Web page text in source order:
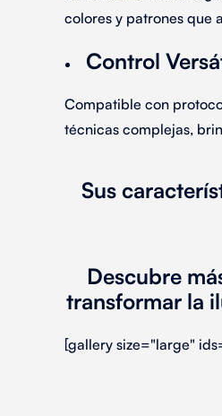
colores y patrones que
Control
Compatible con
técnicas complejas,
Sus
Descubre
transformar la
[gallery size="large"